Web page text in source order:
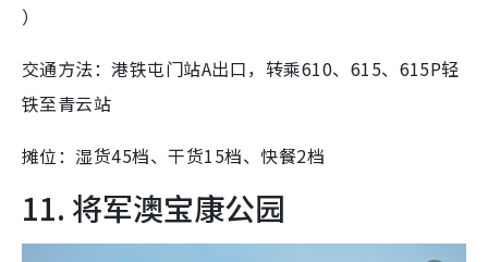
）
交通方法：港铁屯门站A出口，转乘610、615、615P轻
铁至青云站
摊位：湿货45档、干货15档、快餐2档
11. 将军澳宝康公园